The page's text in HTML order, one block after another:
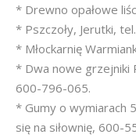
* Drewno opałowe
* Pszczoły, Jerutki,
* Młockarnię
* Dwa nowe grzejniki
600-796-065.
* Gumy o wymiarach
się na siłownię, 600-